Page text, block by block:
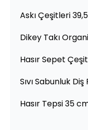
Askı Çeşitleri
Dikey Takı
Hasır Sepet
Sıvı Sabunluk
Hasır Tepsi 35